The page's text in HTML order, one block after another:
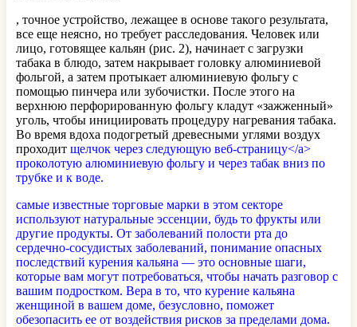
, точное устройство, лежащее в основе такого результата,
все еще неясно, но требует расследования. Человек или
лицо, готовящее кальян (рис. 2), начинает с загрузки
табака в блюдо, затем накрывает головку алюминиевой
фольгой, а затем протыкает алюминиевую фольгу с
помощью пинчера или зубочистки. После этого на
верхнюю перфорированную фольгу кладут «зажженный»
уголь, чтобы инициировать процедуру нагревания табака.
Во время вдоха подогретый древесными углями воздух
проходит щелчок через следующую веб-страницу</a>
проколотую алюминиевую фольгу и через табак вниз по
трубке и к воде.
самые известные торговые марки в этом секторе
используют натуральные эссенции, будь то фрукты или
другие продукты. От заболеваний полости рта до
сердечно-сосудистых заболеваний, понимание опасных
последствий курения кальяна — это основные шаги,
которые вам могут потребоваться, чтобы начать разговор с
вашим подростком. Вера в то, что курение кальяна
женщиной в вашем доме, безусловно, поможет
обезопасить ее от воздействия рисков за пределами дома.